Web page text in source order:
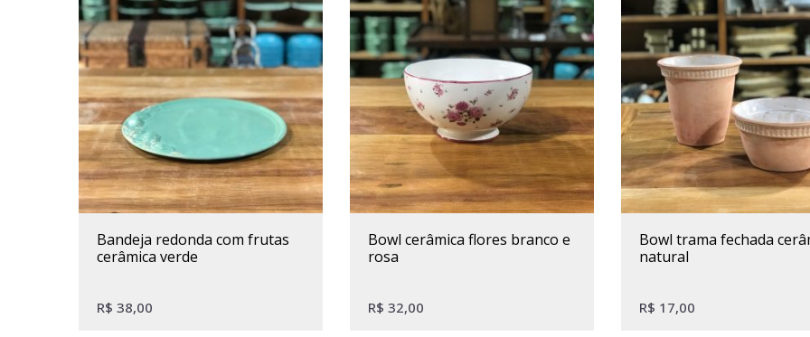
bandeja redonda com frutas
cerâmica verde
R$ 38,00
bowl cerâmica flores branco e
rosa
R$ 32,00
bowl trama fechada cerâmica
natural
R$ 17,00